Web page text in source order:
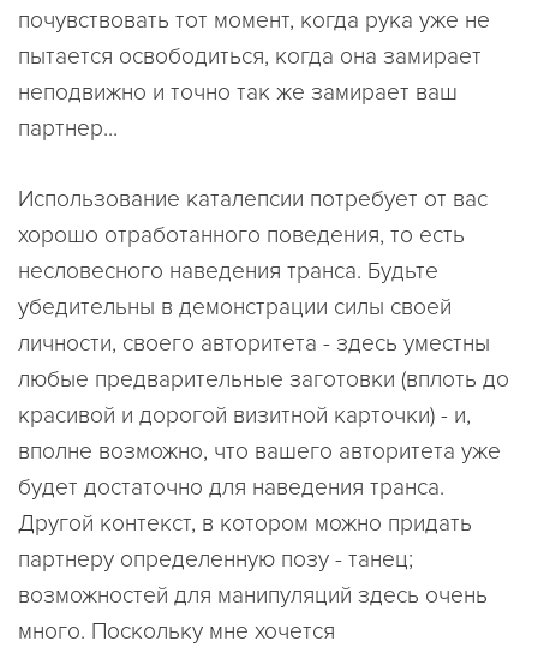
почувствовать тот момент, когда рука уже не
пытается освободиться, когда она замирает
неподвижно и точно так же замирает ваш
партнер...
Использование каталепсии потребует от вас
хорошо отработанного поведения, то есть
несловесного наведения транса. Будьте
убедительны в демонстрации силы своей
личности, своего авторитета - здесь уместны
любые предварительные заготовки (вплоть до
красивой и дорогой визитной карточки) - и,
вполне возможно, что вашего авторитета уже
будет достаточно для наведения транса.
Другой контекст, в котором можно придать
партнеру определенную позу - танец;
возможностей для манипуляций здесь очень
много. Поскольку мне хочется